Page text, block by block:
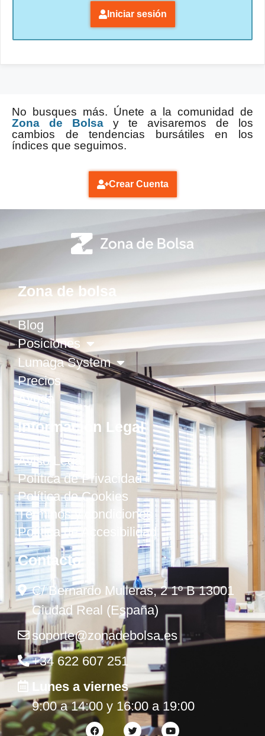
Iniciar sesión
No busques más. Únete a la comunidad de
Zona de Bolsa y te avisaremos de los
cambios de tendencias bursátiles en los
índices que seguimos.
Crear Cuenta
Zona de bolsa
Blog
Posiciones
Lumaga System
Precios
Ayuda
Información Legal
Aviso Legal
Política de Privacidad
Política de Cookies
Términos y condiciones
Política de Accesibilidad
Contacto
C/ Bernardo Mulleras, 2 1º B 13001
Ciudad Real (España)
soporte@zonadebolsa.es
+34 622 607 251
Lunes a viernes
9:00 a 14:00 y 16:00 a 19:00